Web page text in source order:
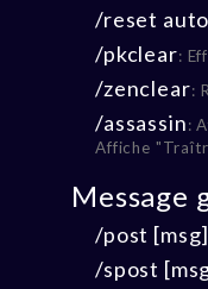
/reset
/pkclear:
/zenclear:
/assassin:
Affiche
Message
/post
/spost